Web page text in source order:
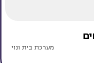
מערכת בית ונוי